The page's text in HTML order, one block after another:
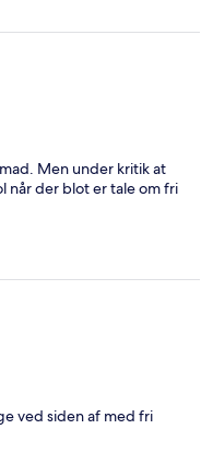
Men under kritik at
når der blot er tale om fri
ved siden af med fri